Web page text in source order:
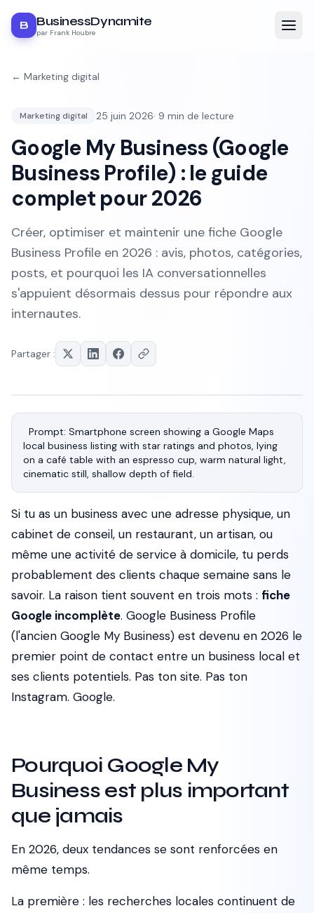
B BusinessDynamite
par Frank Houbre
← Marketing digital
Marketing digital 25 juin 2026· 9 min de lecture
Google My Business (Google
Business Profile) : le guide
complet pour 2026
Créer, optimiser et maintenir une fiche Google
Business Profile en 2026 : avis, photos, catégories,
posts, et pourquoi les IA conversationnelles
s'appuient désormais dessus pour répondre aux
internautes.
Partager :
Prompt: Smartphone screen showing a Google Maps
local business listing with star ratings and photos, lying
on a café table with an espresso cup, warm natural light,
Si tu as un business avec une adresse physique, un
cabinet de conseil, un restaurant, un artisan, ou
même une activité de service à domicile, tu perds
probablement des clients chaque semaine sans le
savoir. La raison tient souvent en trois mots : fiche
Google incomplète. Google Business Profile
(l'ancien Google My Business) est devenu en 2026 le
premier point de contact entre un business local et
ses clients potentiels. Pas ton site. Pas ton
Instagram. Google.
Pourquoi Google My
Business est plus important
que jamais
En 2026, deux tendances se sont renforcées en
même temps.
La première : les recherches locales continuent de